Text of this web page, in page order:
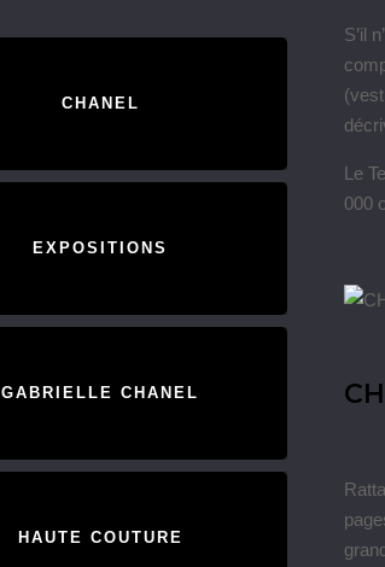
S’il
Le
000
CHANEL
EXPOSITIONS
GABRIELLE CHANEL
HAUTE COUTURE